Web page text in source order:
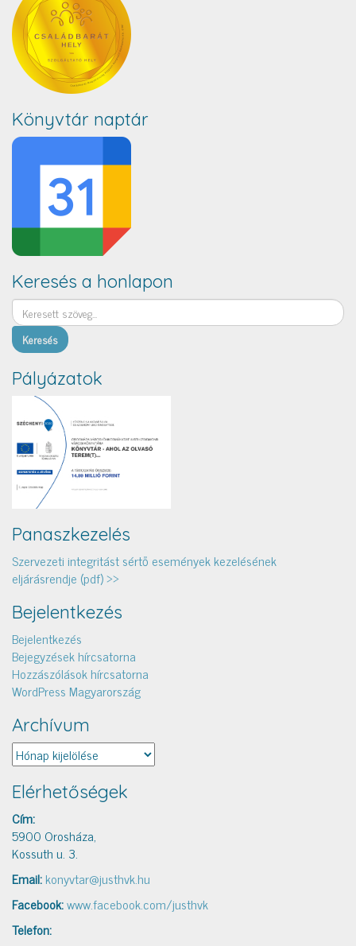
Könyvtár naptár
Keresés a honlapon
Keresés
Pályázatok
Panaszkezelés
Szervezeti integritást sértő események kezelésének
eljárásrendje (pdf) >>
Bejelentkezés
Bejelentkezés
Bejegyzések hírcsatorna
Hozzászólások hírcsatorna
WordPress Magyarország
Archívum
Archívum
Elérhetőségek
Cím:
5900 Orosháza,
Kossuth u. 3.
Email:konyvtar@justhvk.hu
Facebook:www.facebook.com/justhvk
Telefon: